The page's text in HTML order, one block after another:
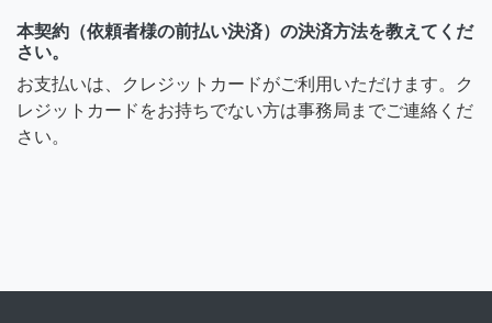
本契約（依頼者様の前払い決済）の決済方法を教えてくだ
さい。
お支払いは、クレジットカードがご利用いただけます。ク
レジットカードをお持ちでない方は事務局までご連絡くだ
さい。